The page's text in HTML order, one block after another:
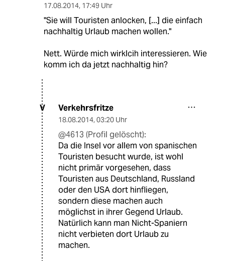
17.08.2014, 17:49 Uhr
"Sie will Touristen anlocken, [...] die einfach
nachhaltig Urlaub machen wollen."
Nett. Würde mich wirklcih interessieren. Wie
komm ich da jetzt nachhaltig hin?
V Verkehrsfritze
18.08.2014, 03:20 Uhr
@4613 (Profil gelöscht):
Da die Insel vor allem von spanischen
Touristen besucht wurde, ist wohl
nicht primär vorgesehen, dass
Touristen aus Deutschland, Russland
oder den USA dort hinfliegen,
sondern diese machen auch
möglichst in ihrer Gegend Urlaub.
Natürlich kann man Nicht-Spaniern
nicht verbieten dort Urlaub zu
machen.